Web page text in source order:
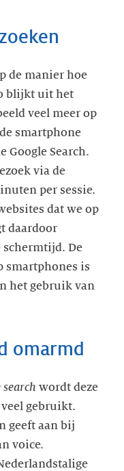
de manier hoe
blijkt uit het
veel meer op
smartphone
Google Search.
via de
per sessie.
dat we op
daardoor
De
smartphones is
het gebruik van
omarmd
search wordt deze
gebruikt.
geeft aan bij
voice.